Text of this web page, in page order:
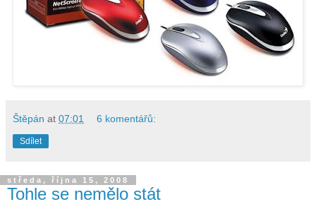
Štěpán at 07:01 6 komentářů:
Sdílet
středa, října 15, 2008
Tohle se nemělo stát